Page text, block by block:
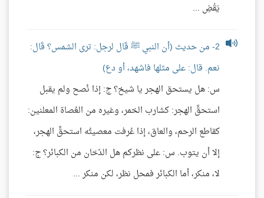
يَقْضِ ...
2- من حديث (أن النبي ﷺ قَال لرجل: ترى الشمس؟ قَال:
نعم. قال: على مثلها فاشهد، أو دع)
س: هل يستحق الهجر يا شيخ؟ ج: إذا نُصح ولم يقبل
استحقَّ الهجر: كشارب الخمر، وغيره من العُصاة المعلنين:
كقاطع الرحم، والعاق، إذا عُرفت معصيتُه استحقَّ الهجر،
إلا أن يتوب. س: على نظركم هل الدّخان من الكبائر؟ ج:
لا، منكر، أما الكبائر فمحل نظر، لكن منكر ...